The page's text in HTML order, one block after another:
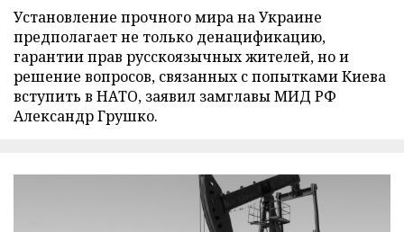
Установление прочного мира на Украине
предполагает не только денацификацию,
гарантии прав русскоязычных жителей, но и
решение вопросов, связанных с попытками Киева
вступить в НАТО, заявил замглавы МИД РФ
Александр Грушко.